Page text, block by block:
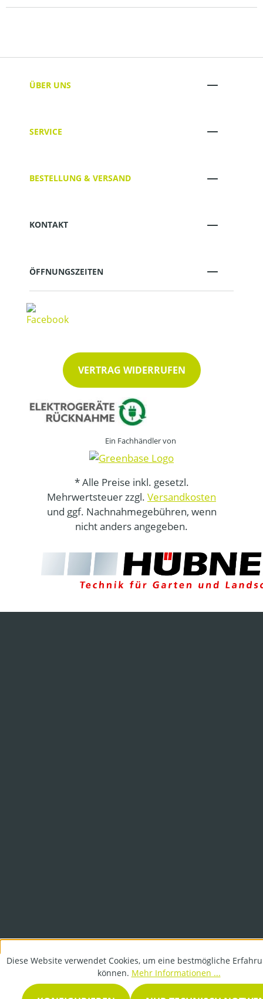
ÜBER UNS
SERVICE
BESTELLUNG & VERSAND
KONTAKT
ÖFFNUNGSZEITEN
VERTRAG WIDERRUFEN
Ein Fachhändler von
* Alle Preise inkl. gesetzl.
Mehrwertsteuer zzgl. Versandkosten
und ggf. Nachnahmegebühren, wenn
nicht anders angegeben.
Diese Website verwendet Cookies, um eine bestmögliche
können. Mehr Informationen ...